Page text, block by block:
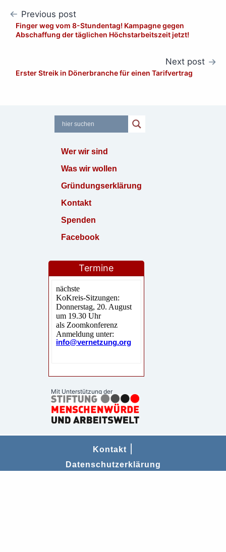
Post
navigation
Previous post
Finger weg vom 8-Stundentag! Kampagne gegen
Abschaffung der täglichen Höchstarbeitszeit jetzt!
Next post
Erster Streik in Dönerbranche für einen Tarifvertrag
Wer wir sind
Was wir wollen
Gründungserklärung
Kontakt
Spenden
Facebook
Termine
Mit Unterstützung der
Kontakt
Datenschutzerklärung